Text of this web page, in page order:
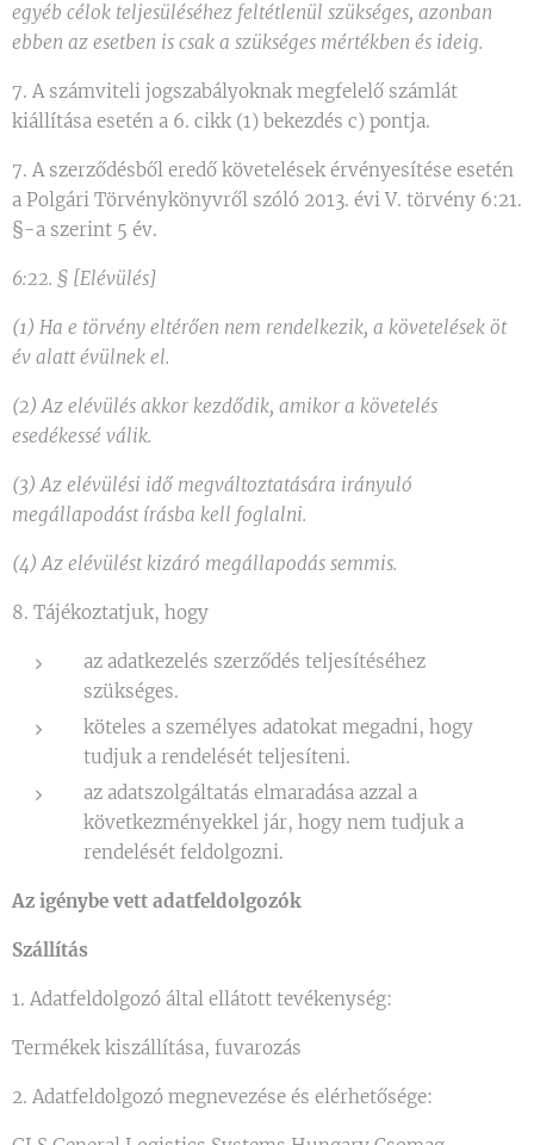
egyéb célok teljesüléséhez feltétlenül szükséges, azonban
ebben az esetben is csak a szükséges mértékben és ideig.
7. A számviteli jogszabályoknak megfelelő számlát
kiállítása esetén a 6. cikk (1) bekezdés c) pontja.
7. A szerződésből eredő követelések érvényesítése esetén
a Polgári Törvénykönyvről szóló 2013. évi V. törvény 6:21.
§-a szerint 5 év.
6:22. § [Elévülés]
(1) Ha e törvény eltérően nem rendelkezik, a követelések öt
év alatt évülnek el.
(2) Az elévülés akkor kezdődik, amikor a követelés
esedékessé válik.
(3) Az elévülési idő megváltoztatására irányuló
megállapodást írásba kell foglalni.
(4) Az elévülést kizáró megállapodás semmis.
8. Tájékoztatjuk, hogy
az adatkezelés szerződés teljesítéséhez
szükséges.
köteles a személyes adatokat megadni, hogy
tudjuk a rendelését teljesíteni.
az adatszolgáltatás elmaradása azzal a
következményekkel jár, hogy nem tudjuk a
rendelését feldolgozni.
Az igénybe vett adatfeldolgozók
Szállítás
1. Adatfeldolgozó által ellátott tevékenység:
Termékek kiszállítása, fuvarozás
2. Adatfeldolgozó megnevezése és elérhetősége: